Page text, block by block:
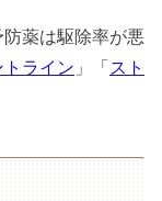
薬は駆除率が悪
トライン 」「 スト